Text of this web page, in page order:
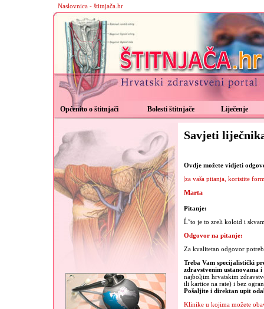
Naslovnica - štitnjača.hr
Općenito o štitnjači Bolesti štitnjače Liječenje
Savjeti
Ovdje možete vidjeti
|za vaša pitanja, koristite
Marta
Pitanje:
Ĺˇto je to zreli koloid i
Odgovor na pitanje:
Za kvalitetan odgovor
Treba Vam specijalistički
zdravstvenim ustanovama
najboljim hrvatskim
ili kartice na rate) i bez
Pošaljite i direktan upit
Klinike u kojima možete